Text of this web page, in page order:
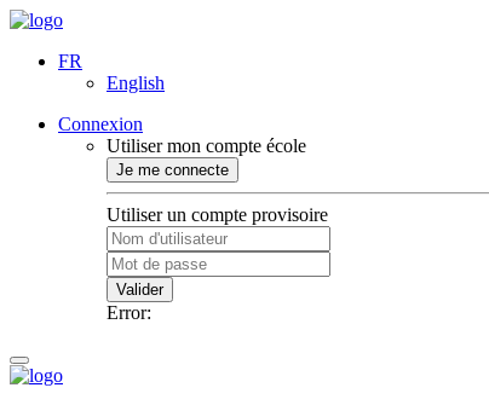
FR
English
Connexion
Utiliser mon compte école
Je me connecte
Utiliser un compte provisoire
Valider
Error: